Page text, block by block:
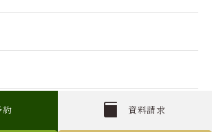
約 資料請求